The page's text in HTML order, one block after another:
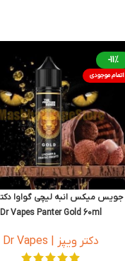
-11%
اتمام موجودی
جویس میکس انبه لیچی گواوا
Dr Vapes Panter Gold 60ml
دکتر ویپز | Dr Vapes